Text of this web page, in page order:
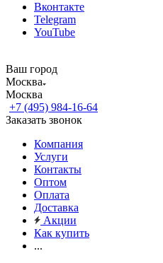
Вконтакте
Telegram
YouTube
Ваш город
Москва
Москва
+7 (495) 984-16-64
Заказать звонок
Компания
Услуги
Контакты
Оптом
Оплата
Доставка
Акции
Как купить
...